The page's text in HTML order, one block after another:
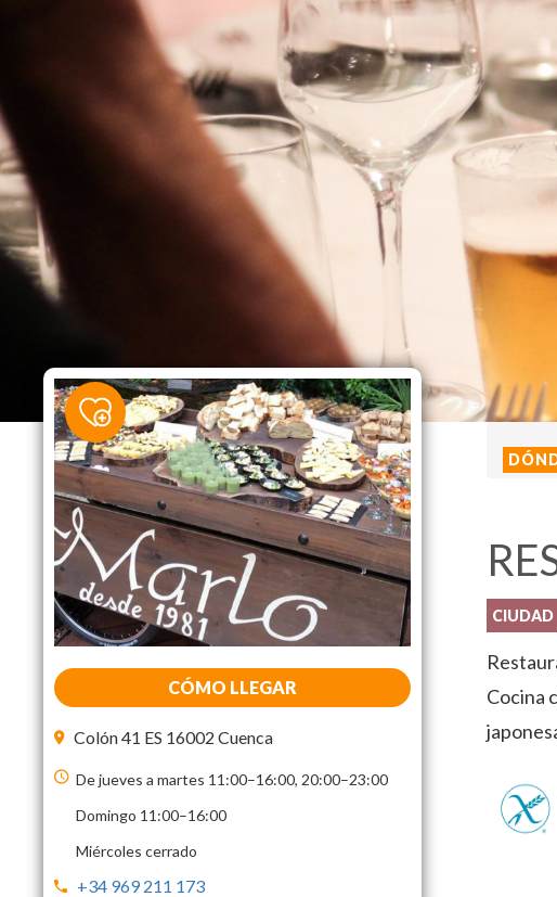
CÓMO LLEGAR
Colón 41 ES 16002 Cuenca
De jueves a martes 11:00–16:00, 20:00–23:00
Domingo 11:00–16:00
Miércoles cerrado
+34 969 211 173
CIUDAD
Cocina